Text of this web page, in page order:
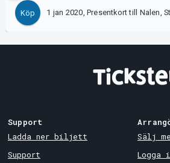
Köp 1 jan 2020, Presentkort till Nalen,
Support
Ladda ner biljett
Support
Sälj
Logga